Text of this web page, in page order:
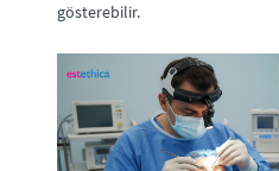
gösterebilir.